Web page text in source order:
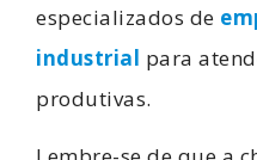
especializados de
industrial para
produtivas.